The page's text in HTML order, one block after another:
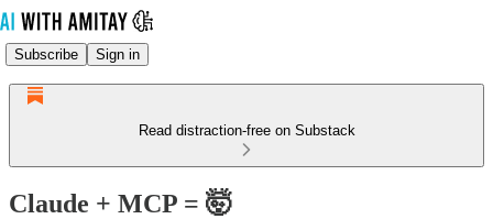
Subscribe Sign in
Read distraction-free on Substack
Claude + MCP = 🤯